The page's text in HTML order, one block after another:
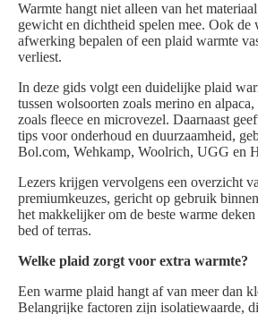
Warmte hangt niet alleen van het
gewicht en dichtheid spelen mee. Ook de
afwerking bepalen of een plaid warmte
verliest.
In deze gids volgt een duidelijke plaid
tussen wolsoorten zoals merino en
zoals fleece en microvezel. Daarnaast
tips voor onderhoud en duurzaamheid,
Bol.com, Wehkamp, Woolrich, UGG en
Lezers krijgen vervolgens een overzicht
premiumkeuzes, gericht op gebruik
het makkelijker om de beste warme
bed of terras.
Welke plaid zorgt voor extra warmte?
Een warme plaid hangt af van meer dan
Belangrijke factoren zijn isolatiewaarde,